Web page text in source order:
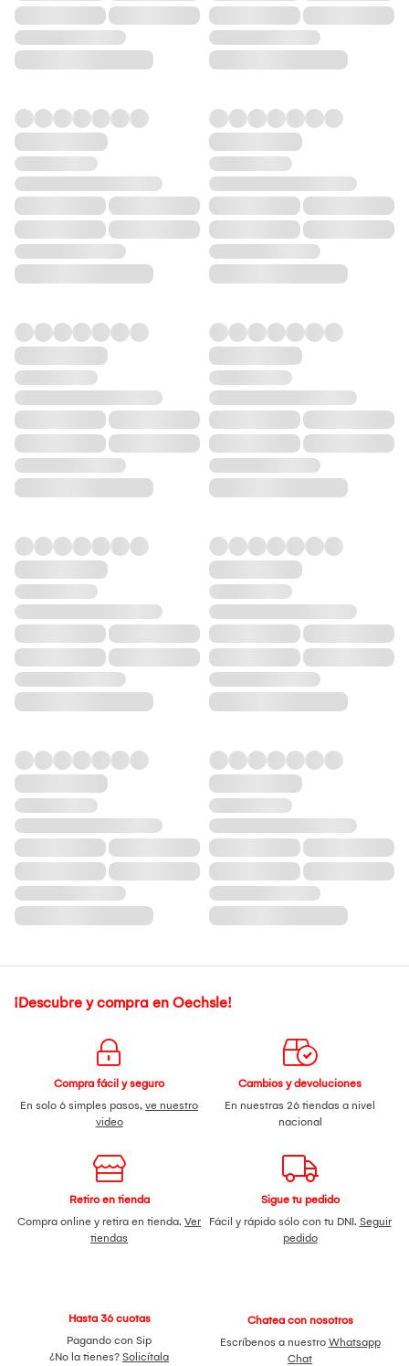
¡Descubre y compra en Oechsle!
Compra fácil y seguro
En solo 6 simples pasos, ve nuestro
video
Cambios y devoluciones
En nuestras 26 tiendas a nivel
nacional
Retiro en tienda
Compra online y retira en tienda. Ver
tiendas
Sigue tu pedido
Fácil y rápido sólo con tu DNI. Seguir
pedido
Hasta 36 cuotas
Pagando con Sip
¿No la tienes? Solicítala
Chatea con nosotros
Escríbenos a nuestro Whatsapp
Chat